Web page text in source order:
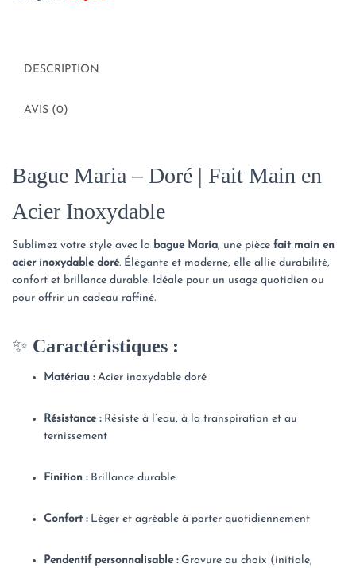
DESCRIPTION
AVIS (0)
Bague Maria – Doré | Fait Main en
Acier Inoxydable
Sublimez votre style avec la bague Maria, une pièce fait main en
acier inoxydable doré. Élégante et moderne, elle allie durabilité,
confort et brillance durable. Idéale pour un usage quotidien ou
pour offrir un cadeau raffiné.
✨ Caractéristiques :
Matériau :Acier inoxydable doré
Résistance :Résiste à l’eau, à la transpiration et au
ternissement
Finition :Brillance durable
Confort :Léger et agréable à porter quotidiennement
Pendentif personnalisable :Gravure au choix (initiale,